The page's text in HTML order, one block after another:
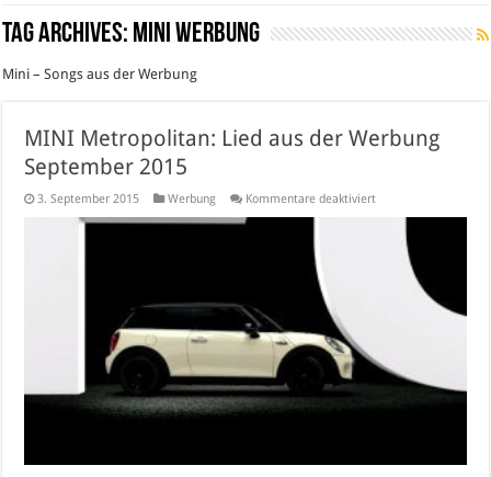
Tag Archives: Mini Werbung
Mini – Songs aus der Werbung
MINI Metropolitan: Lied aus der Werbung
September 2015
3. September 2015 Werbung Kommentare deaktiviertfür
Werbung
September